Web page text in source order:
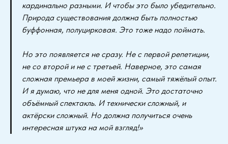
кардинально разными. И чтобы это было убедительно.
Природа существования должна быть полностью
буффонная, полуцирковая. Это тоже надо поймать.
Но это появляется не сразу. Не с первой репетиции,
не со второй и не с третьей. Наверное, это самая
сложная премьера в моей жизни, самый тяжёлый опыт.
И я думаю, что не для меня одной. Это достаточно
объёмный спектакль. И технически сложный, и
актёрски сложный. Но должна получиться очень
интересная штука на мой взгляд!»